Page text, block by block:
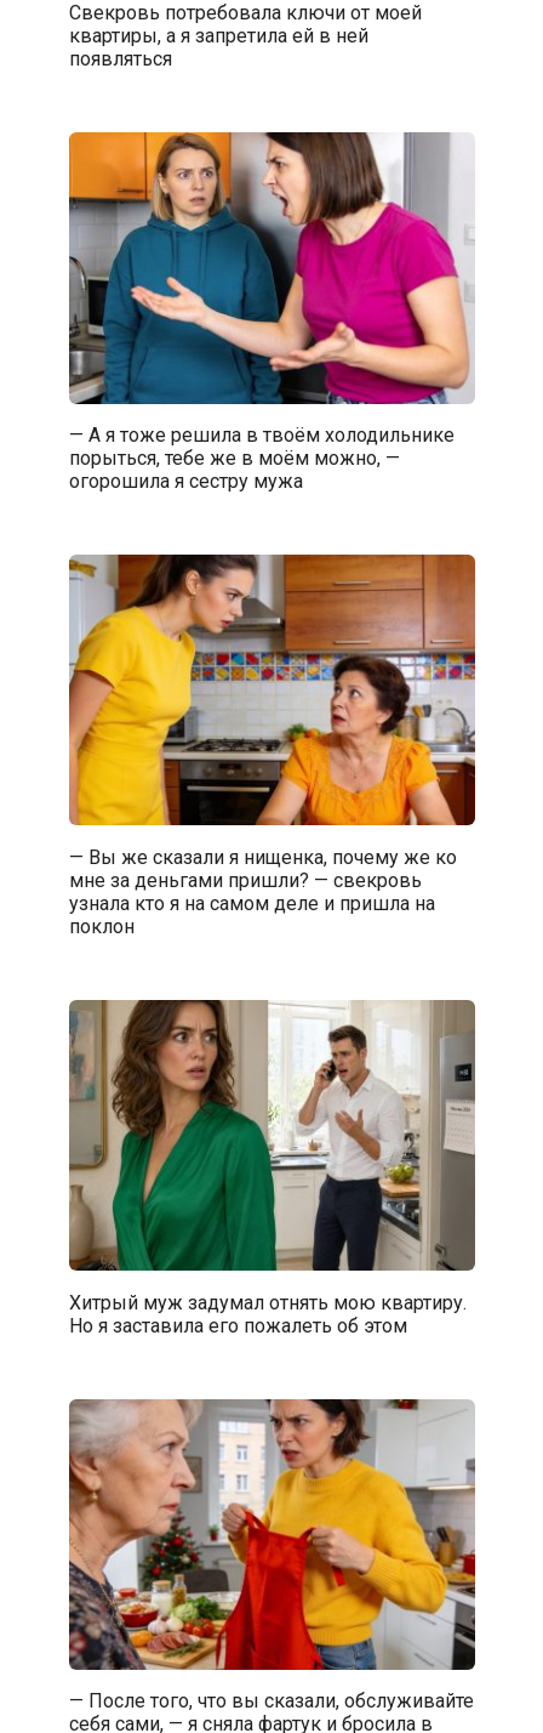
Свекровь потребовала ключи от моей
квартиры, а я запретила ей в ней
появляться
— А я тоже решила в твоём холодильнике
порыться, тебе же в моём можно, —
огорошила я сестру мужа
— Вы же сказали я нищенка, почему же ко
мне за деньгами пришли? — свекровь
узнала кто я на самом деле и пришла на
поклон
Хитрый муж задумал отнять мою квартиру.
Но я заставила его пожалеть об этом
— После того, что вы сказали, обслуживайте
себя сами, — я сняла фартук и бросила в